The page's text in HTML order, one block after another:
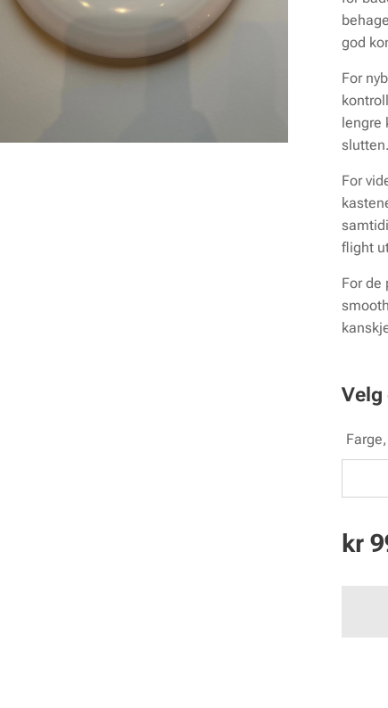
god
For
lengre
slutten.
For
flight
For de
Velg
kr